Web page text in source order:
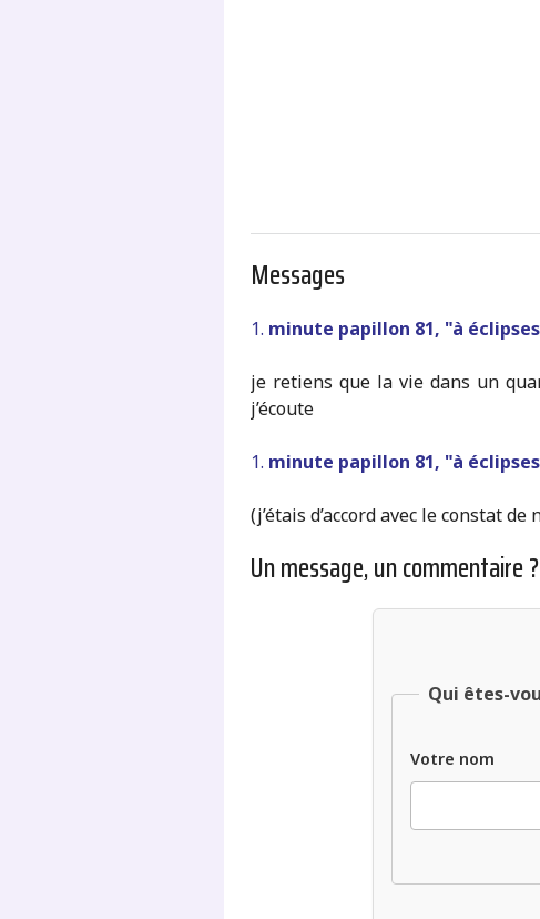
Messages
1. minute papillon 81, "à
je retiens que la vie dans un
j’écoute
1. minute papillon 81, "à
(j’étais d’accord avec le constat
Un message, un commentaire ?
Qui êtes-
Votre nom